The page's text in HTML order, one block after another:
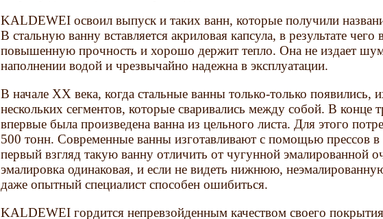
KALDEWEI освоил выпуск и таких ванн, которые получили
В стальную ванну вставляется акриловая капсула, в результате чего
повышенную прочность и хорошо держит тепло. Она не издает
наполнении водой и чрезвычайно надежна в эксплуатации.
В начале XX века, когда стальные ванны только-только появились,
нескольких сегментов, которые сваривались между собой. В конце
впервые была произведена ванна из цельного листа. Для этого
500 тонн. Современные ванны изготавливают с помощью прессов
первый взгляд такую ванну отличить от чугунной эмалированной
эмалировка одинаковая, и если не видеть нижнюю,
даже опытный специалист способен ошибиться.
KALDEWEI гордится непревзойденным качеством своего